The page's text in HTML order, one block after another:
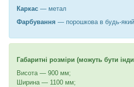
Каркас — метал
Фарбування — порошкова в будь-
Габаритні розміри (можуть бути
Висота — 900 мм;
Ширина — 1100 мм;